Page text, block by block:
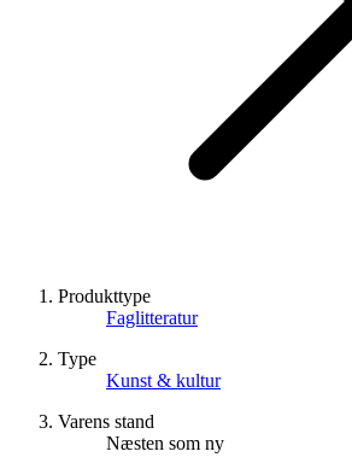
Produkttype
Faglitteratur
Type
Kunst & kultur
Varens stand
Næsten som ny